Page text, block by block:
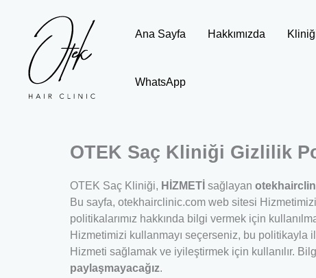
Ana Sayfa
Hakkımızda
WhatsApp
OTEK Saç Kliniği Gizlilik
OTEK Saç Kliniği, HİZMETİ sağlayan
Bu sayfa, otekhairclinic.com web sitesi
politikalarımız hakkında bilgi vermek için
Hizmetimizi kullanmayı seçerseniz, bu politikayla
Hizmeti sağlamak ve iyileştirmek için kullanılır.
paylaşmayacağız.